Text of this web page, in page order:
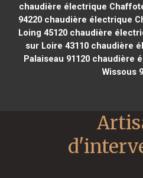
chaudière électrique
94220 chaudière électrique
Loing 45120 chaudière
sur Loire 43110chaudière
Palaiseau 91120 chaudière
Wissous